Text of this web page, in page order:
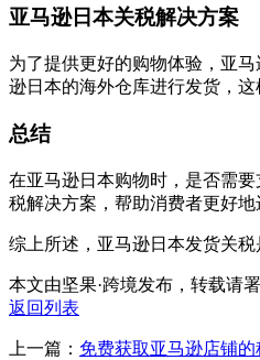
亚马逊日本关税解决方案
为了提供更好的购物体验，亚
逊日本的海外仓库进行发货，
总结
在亚马逊日本购物时，是否需
税解决方案，帮助消费者更好地
综上所述，亚马逊日本发货关
本文由坚果·跨境发布，转载请署
返回列表
上一篇： 免费获取亚马逊店铺的